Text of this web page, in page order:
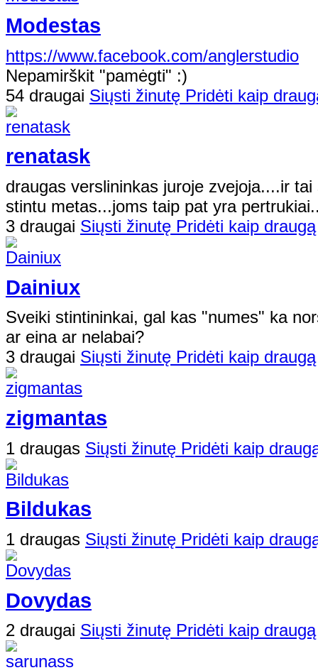
Modestas
https://www.facebook.com/anglerstudio
Nepamirškit "pamėgti" :)
54 draugai Siųsti žinutę Pridėti kaip
renatask
draugas verslininkas juroje zvejoja....ir
stintu metas...joms taip pat yra
3 draugai Siųsti žinutę Pridėti kaip draugą
Dainiux
Sveiki stintininkai, gal kas "numes" ka
ar eina ar nelabai?
3 draugai Siųsti žinutę Pridėti kaip draugą
zigmantas
1 draugas Siųsti žinutę Pridėti kaip
Bildukas
1 draugas Siųsti žinutę Pridėti kaip
Dovydas
2 draugai Siųsti žinutę Pridėti kaip draugą